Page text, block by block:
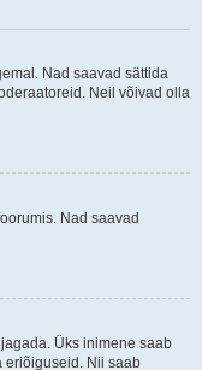
Nad saavad sättida
Neil võivad olla
Nad saavad
Üks inimene saab
eriõiguseid. Nii saab